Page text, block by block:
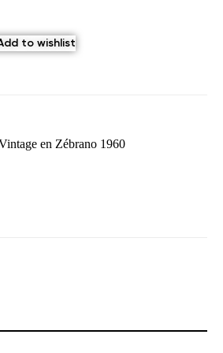
to wishlist
en Zébrano 1960